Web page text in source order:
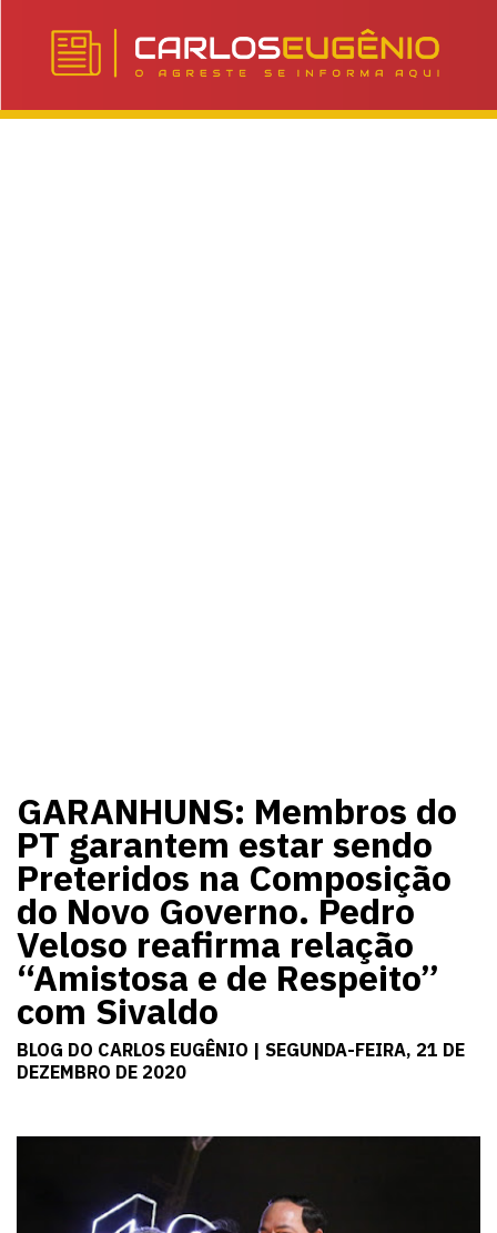
GARANHUNS: Membros do
PT garantem estar sendo
Preteridos na Composição
do Novo Governo. Pedro
Veloso reafirma relação
“Amistosa e de Respeito”
com Sivaldo
BLOG DO CARLOS EUGÊNIO | SEGUNDA-FEIRA, 21 DE
DEZEMBRO DE 2020